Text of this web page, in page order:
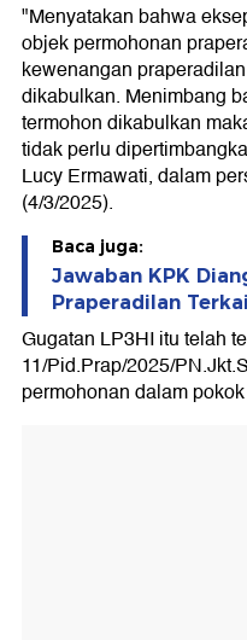
"Menyatakan bahwa
objek permohonan
kewenangan
dikabulkan. Menimbang
termohon dikabulkan
tidak perlu
Lucy Ermawati, dalam
(4/3/2025).
Baca juga:
Jawaban KPK
Praperadilan
Gugatan LP3HI itu telah
11/Pid.Prap/2025/
permohonan dalam